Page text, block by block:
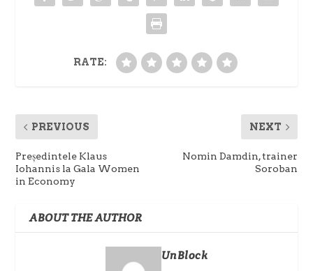
RATE:
PREVIOUS
Președintele Klaus
Iohannis la Gala Women
in Economy
NEXT
Nomin Damdin, trainer
Soroban
ABOUT THE AUTHOR
UnBlock